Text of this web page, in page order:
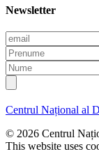
Newsletter
E
m
a
i
l
P
r
e
n
m
e
N
u
m
e
Centrul Național al
© 2026 Centrul
This website uses